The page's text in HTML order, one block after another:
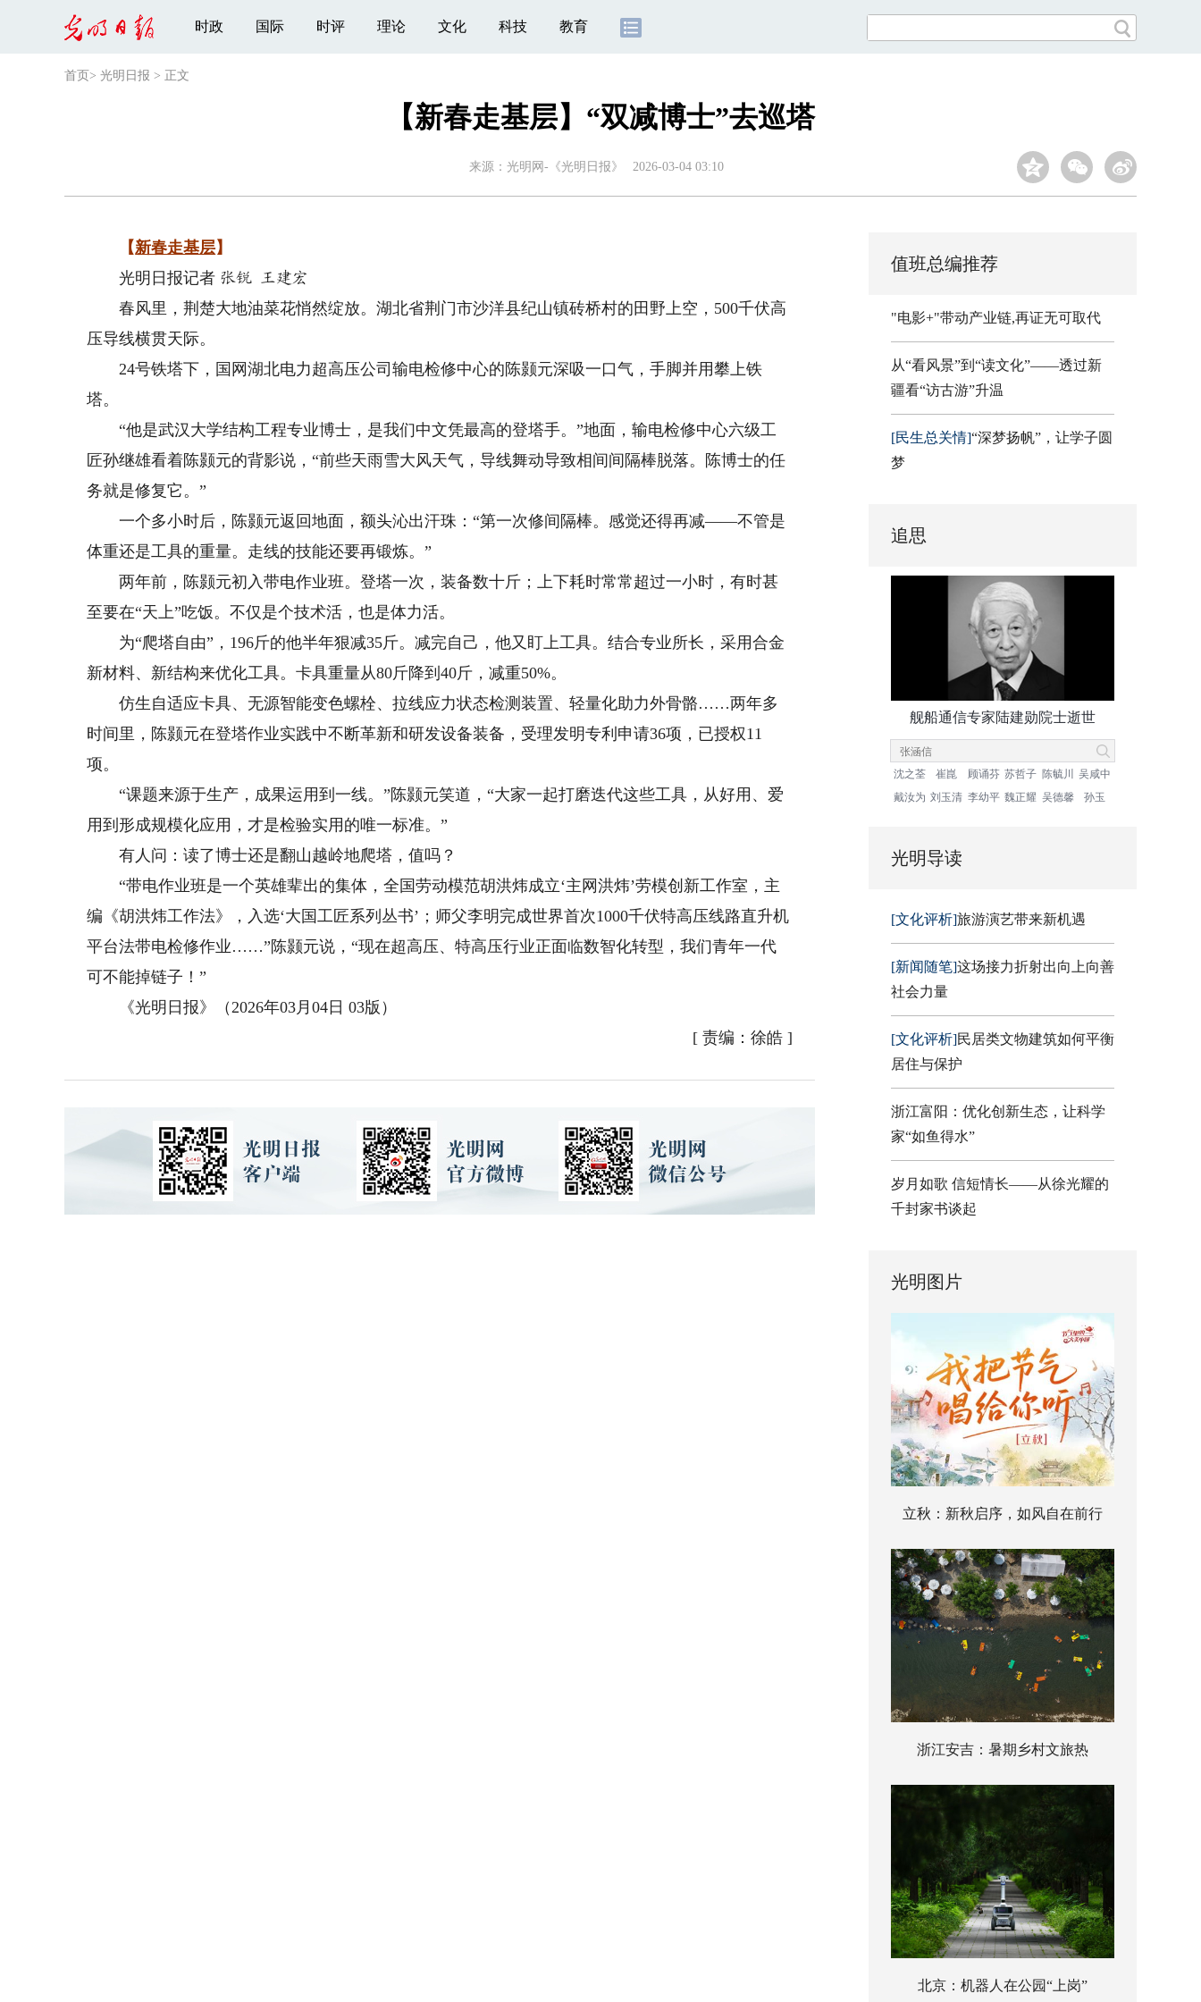
时政 国际 时评 理论 文化 科技 教育
首页 > 光明日报 > 正文
【新春走基层】“双减博士”去巡塔
来源： 光明网-《光明日报》 2026-03-04 03:10
【新春走基层】
光明日报记者 张锐 王建宏
春风里，荆楚大地油菜花悄然绽放。湖北省荆门市沙洋县纪山镇砖桥村的田野上空，500千伏高
压导线横贯天际。
24号铁塔下，国网湖北电力超高压公司输电检修中心的陈颢元深吸一口气，手脚并用攀上铁
塔。
“他是武汉大学结构工程专业博士，是我们中文凭最高的登塔手。”地面，输电检修中心六级工
匠孙继雄看着陈颢元的背影说，“前些天雨雪大风天气，导线舞动导致相间间隔棒脱落。陈博士的任
务就是修复它。”
一个多小时后，陈颢元返回地面，额头沁出汗珠：“第一次修间隔棒。感觉还得再减——不管是
体重还是工具的重量。走线的技能还要再锻炼。”
两年前，陈颢元初入带电作业班。登塔一次，装备数十斤；上下耗时常常超过一小时，有时甚
至要在“天上”吃饭。不仅是个技术活，也是体力活。
为“爬塔自由”，196斤的他半年狠减35斤。减完自己，他又盯上工具。结合专业所长，采用合金
新材料、新结构来优化工具。卡具重量从80斤降到40斤，减重50%。
仿生自适应卡具、无源智能变色螺栓、拉线应力状态检测装置、轻量化助力外骨骼……两年多
时间里，陈颢元在登塔作业实践中不断革新和研发设备装备，受理发明专利申请36项，已授权11
项。
“课题来源于生产，成果运用到一线。”陈颢元笑道，“大家一起打磨迭代这些工具，从好用、爱
用到形成规模化应用，才是检验实用的唯一标准。”
有人问：读了博士还是翻山越岭地爬塔，值吗？
“带电作业班是一个英雄辈出的集体，全国劳动模范胡洪炜成立‘主网洪炜’劳模创新工作室，主
编《胡洪炜工作法》，入选‘大国工匠系列丛书’；师父李明完成世界首次1000千伏特高压线路直升机
平台法带电检修作业……”陈颢元说，“现在超高压、特高压行业正面临数智化转型，我们青年一代
可不能掉链子！”
《光明日报》（2026年03月04日 03版）
[ 责编：徐皓]
值班总编推荐
"电影+"带动产业链,再证无可取代
从“看风景”到“读文化”——透过新
疆看“访古游”升温
[民生总关情]“深梦扬帆”，让学子圆
梦
追思
舰船通信专家陆建勋院士逝世
沈之荃 崔崑 顾诵芬 苏哲子 陈毓川
吴咸中
戴汝为 刘玉清 李幼平 魏正耀 吴德馨 孙玉
光明导读
[文化评析]旅游演艺带来新机遇
[新闻随笔]这场接力折射出向上向善
社会力量
[文化评析]民居类文物建筑如何平衡
居住与保护
浙江富阳：优化创新生态，让科学
家“如鱼得水”
岁月如歌 信短情长——从徐光耀的
千封家书谈起
光明图片
立秋：新秋启序，如风自在前行
浙江安吉：暑期乡村文旅热
北京：机器人在公园“上岗”